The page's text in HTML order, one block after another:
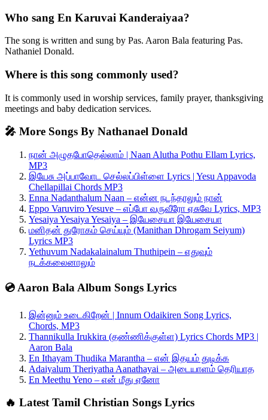
Who sang En Karuvai Kanderaiyaa?
The song is written and sung by Pas. Aaron Bala featuring Pas.
Nathaniel Donald.
Where is this song commonly used?
It is commonly used in worship services, family prayer, thanksgiving
meetings and baby dedication services.
🎤 More Songs By Nathanael Donald
நான் அழுதபோதெல்லாம் | Naan Alutha Pothu Ellam Lyrics,
MP3
இயேசு அப்பாவோட செல்லப்பிள்ளை Lyrics | Yesu Appavoda
Chellapillai Chords MP3
Enna Nadanthalum Naan – என்ன நடந்தாலும் நான்
Eppo Varuviro Yesuve – எப்போ வருவீரோ ஏசுவே Lyrics, MP3
Yesaiya Yesaiya Yesaiya – இயேசையா இயேசையா
மனிதன் துரோகம் செய்யும் (Manithan Dhrogam Seiyum)
Lyrics MP3
Yethuvum Nadakalainalum Thuthipein – எதுவும்
நடக்கலைனாலும்
💿 Aaron Bala Album Songs Lyrics
இன்னும் உடைகிறேன் | Innum Odaikiren Song Lyrics,
Chords, MP3
Thannikulla Irukkira (தண்ணிக்குள்ள) Lyrics Chords MP3 |
Aaron Bala
En Ithayam Thudika Marantha – என் இதயம் துடிக்க
Adaiyalum Theriyatha Aanathayai – அடையாளம் தெரியாத
En Meethu Yeno – என் மீது ஏனோ
🔥 Latest Tamil Christian Songs Lyrics